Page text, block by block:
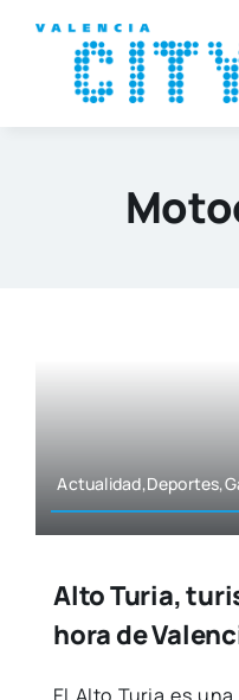
contenido
Alto Turia,
hora de